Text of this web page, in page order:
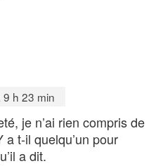
h 23 min
je n’ai rien compris de
t-il quelqu’un pour
a dit.